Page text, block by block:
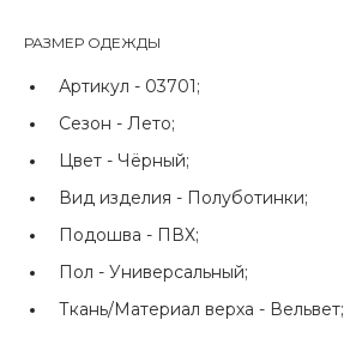
РАЗМЕР ОДЕЖДЫ
Артикул - 03701;
Сезон - Лето;
Цвет - Чёрный;
Вид изделия - Полуботинки;
Подошва - ПВХ;
Пол - Универсальный;
Ткань/Материал верха - Вельвет;